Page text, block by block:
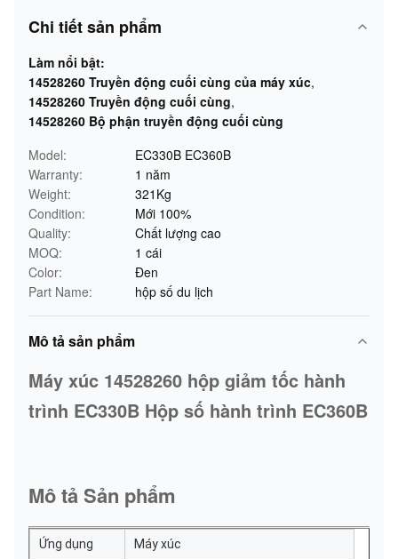
Chi tiết sản phẩm
Làm nổi bật:
14528260 Truyền động cuối cùng của máy xúc,
14528260 Truyền động cuối cùng,
14528260 Bộ phận truyền động cuối cùng
Model:
EC330B EC360B
Warranty:
1 năm
Weight:
321Kg
Condition:
Mới 100%
Quality:
Chất lượng cao
MOQ:
1 cái
Color:
Đen
Part Name:
hộp số du lịch
Mô tả sản phẩm
Máy xúc 14528260 hộp giảm tốc hành
trình EC330B Hộp số hành trình EC360B
Mô tả Sản phẩm
Ứng dụng Máy xúc